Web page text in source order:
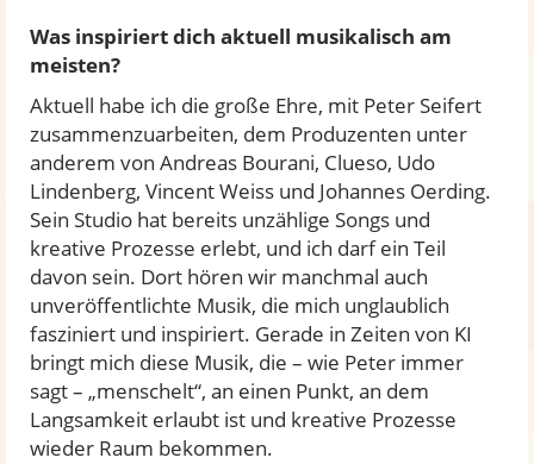
Was inspiriert dich aktuell musikalisch am
meisten?
Aktuell habe ich die große Ehre, mit Peter Seifert
zusammenzuarbeiten, dem Produzenten unter
anderem von Andreas Bourani, Clueso, Udo
Lindenberg, Vincent Weiss und Johannes Oerding.
Sein Studio hat bereits unzählige Songs und
kreative Prozesse erlebt, und ich darf ein Teil
davon sein. Dort hören wir manchmal auch
unveröffentlichte Musik, die mich unglaublich
fasziniert und inspiriert. Gerade in Zeiten von KI
bringt mich diese Musik, die – wie Peter immer
sagt – „menschelt“, an einen Punkt, an dem
Langsamkeit erlaubt ist und kreative Prozesse
wieder Raum bekommen.